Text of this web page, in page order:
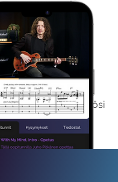
sisältömme käyttöösi